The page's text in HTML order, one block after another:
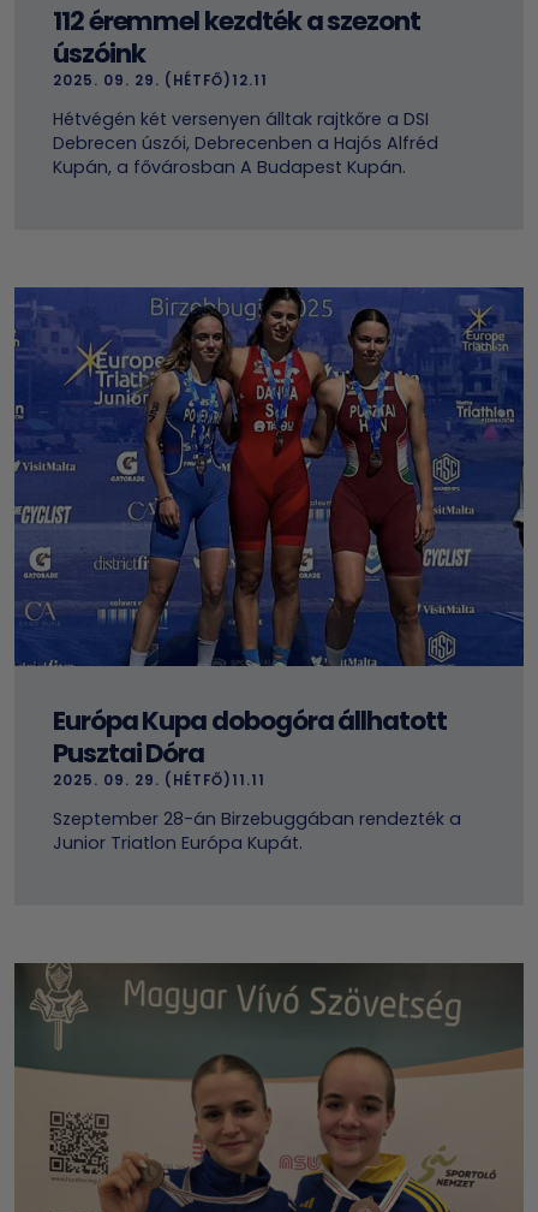
112 éremmel kezdték a szezont
úszóink
2025. 09. 29. (HÉTFŐ)12.11
Hétvégén két versenyen álltak rajtkőre a DSI
Debrecen úszói, Debrecenben a Hajós Alfréd
Kupán, a fővárosban A Budapest Kupán.
Európa Kupa dobogóra állhatott
Pusztai Dóra
2025. 09. 29. (HÉTFŐ)11.11
Szeptember 28-án Birzebuggában rendezték a
Junior Triatlon Európa Kupát.